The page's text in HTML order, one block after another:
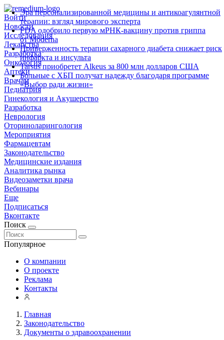
Войти
Новости
Исследования
Лекарства
Разработка
Онкология
Аптеки
Врачам
Педиатрия
Гинекология и Акушерство
Разработка
Неврология
Оториноларингология
Мероприятия
Фармацевтам
Законодательство
Медицинские издания
Аналитика рынка
Видеозаметки врача
Вебинары
Еще
Подписаться
Вконтакте
Поиск
Популярное
Эра персонализированной медицины и антикоагулянтной
терапии: взгляд мирового эксперта
FDA одобрило первую мРНК‑вакцину против гриппа
от Moderna
Приверженность терапии сахарного диабета снижает риск
инфаркта и инсульта
Tarsus приобретет Alkeus за 800 млн долларов США
Больные с ХБП получат надежду благодаря программе
«Выбор ради жизни»
О компании
О проекте
Реклама
Контакты
Главная
Законодательство
Документы о здравоохранении